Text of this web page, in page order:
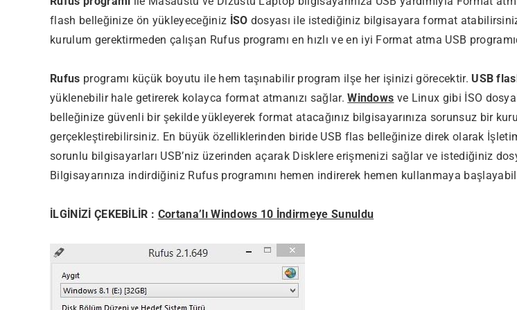
flash belleğinize ön yükleyeceğiniz İSO dosyası ile istediğiniz bilgisayara format
kurulum gerektirmeden çalışan Rufus programı en hızlı ve en iyi Format atma USB
Rufus programı küçük boyutu ile hem taşınabilir program ilşe her işinizi görecektir. USB
yüklenebilir hale getirerek kolayca format atmanızı sağlar.Windows ve Linux gibi İSO
belleğinize güvenli bir şekilde yükleyerek format atacağınız bilgisayarınıza sorunsuz bir
gerçekleştirebilirsiniz. En büyük özelliklerinden biride USB flas belleğinize direk olarak
sorunlu bilgisayarları USB’niz üzerinden açarak Disklere erişmenizi sağlar ve istediğiniz
Bilgisayarınıza indirdiğiniz Rufus programını hemen indirerek hemen kullanmaya
İLGİNİZİ ÇEKEBİLİR : Cortana’lı Windows 10 İndirmeye Sunuldu